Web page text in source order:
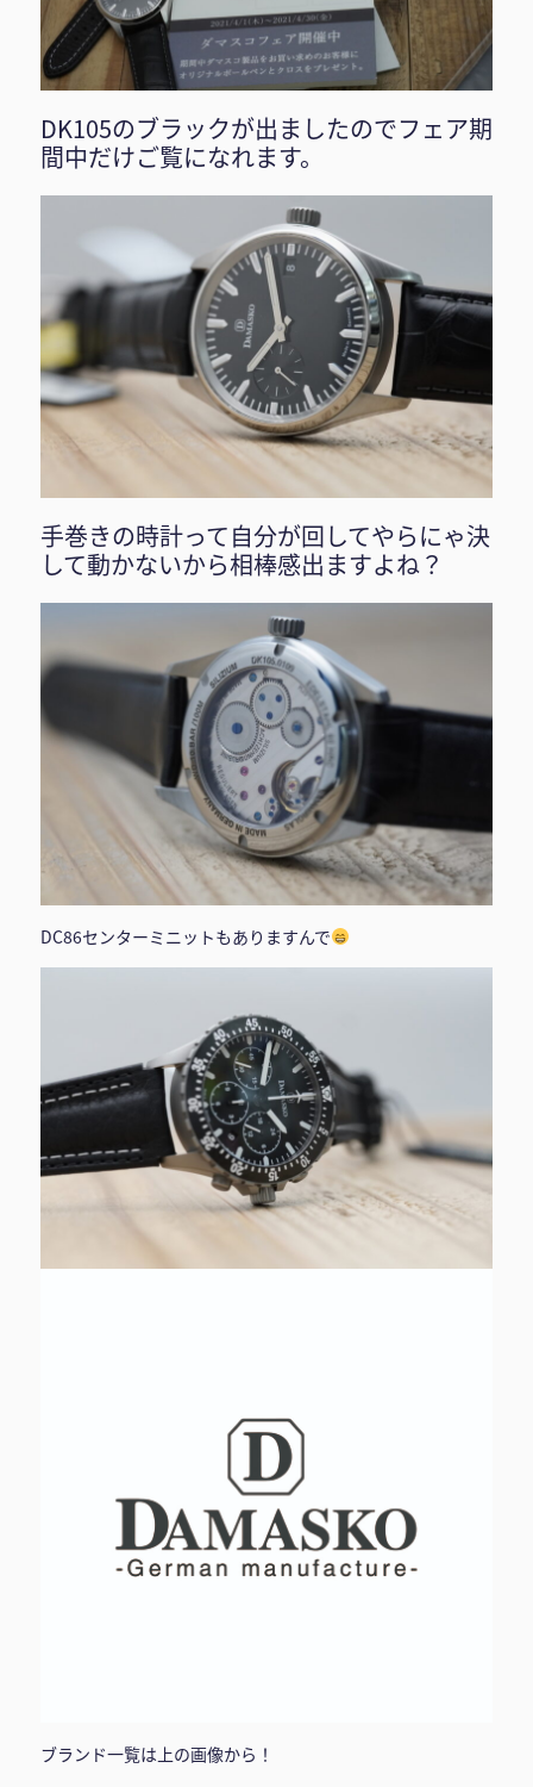
DK105のブラックが出ましたのでフェア期
間中だけご覧になれます。
手巻きの時計って自分が回してやらにゃ決
して動かないから相棒感出ますよね？
DC86センターミニットもありますんで
ブランド一覧は上の画像から！